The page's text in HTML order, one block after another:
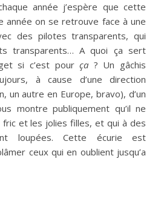
année j’espère que cette
année on se retrouve face à une
des pilotes transparents, qui
transparents… A quoi ça sert
si c’est pourça ? Un gâchis
à cause d’une direction
un autre en Europe, bravo), d’un
montre publiquement qu’il ne
et les jolies filles, et qui à des
loupées. Cette écurie est
ceux qui en oublient jusqu’a